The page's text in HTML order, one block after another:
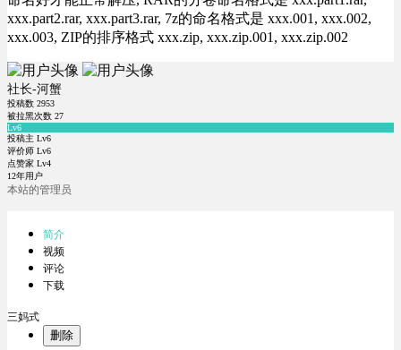
xxx.part2.rar, xxx.part3.rar, 7z的命名格式是 xxx.001, xxx.002,
xxx.003, ZIP的排序格式 xxx.zip, xxx.zip.001, xxx.zip.002
社长-河蟹
投稿数 2953
被拉黑次数 27
Lv6
投稿主 Lv6
评价师 Lv6
点赞家 Lv4
12年用户
本站的管理员
简介
视频
评论
下载
三妈式
删除